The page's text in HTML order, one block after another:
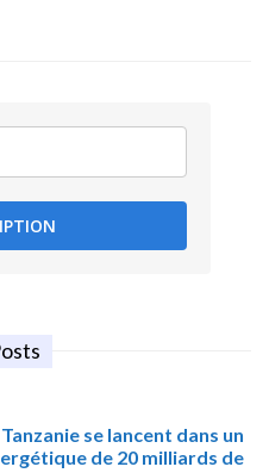
se lancent dans un
de 20 milliards de